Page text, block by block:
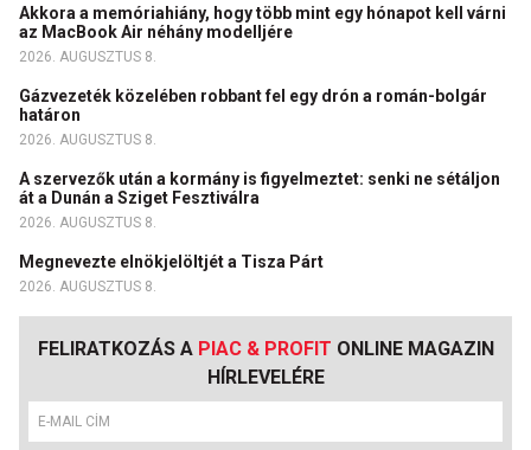
Akkora a memóriahiány, hogy több mint egy hónapot kell várni
az MacBook Air néhány modelljére
2026. AUGUSZTUS 8.
Gázvezeték közelében robbant fel egy drón a román-bolgár
határon
2026. AUGUSZTUS 8.
A szervezők után a kormány is figyelmeztet: senki ne sétáljon
át a Dunán a Sziget Fesztiválra
2026. AUGUSZTUS 8.
Megnevezte elnökjelöltjét a Tisza Párt
2026. AUGUSZTUS 8.
FELIRATKOZÁS A PIAC & PROFIT ONLINE MAGAZIN
HÍRLEVELÉRE